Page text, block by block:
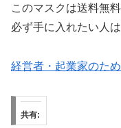
このマスクは送料無
必ず手に入れたい人
経営者・起業家のた
共有: